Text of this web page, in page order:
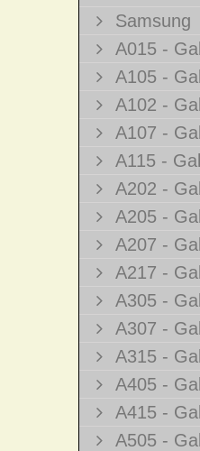
Samsung
A015 -
A105 -
A102 -
A107 -
A115 -
A202 -
A205 -
A207 -
A217 -
A305 -
A307 -
A315 -
A405 -
A415 -
A505 -